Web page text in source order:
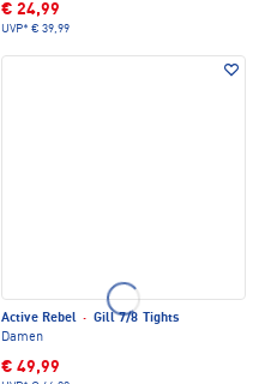
€ 24,99
UVP* € 39,99
Active Rebel · Gill 7/8 Tights
Damen
€ 49,99